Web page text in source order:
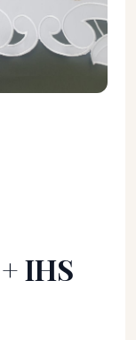
- OBRUSY
IHS